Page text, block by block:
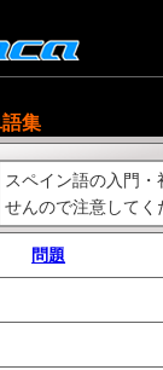
集
スペイン語の入門
せんので注意して
問題